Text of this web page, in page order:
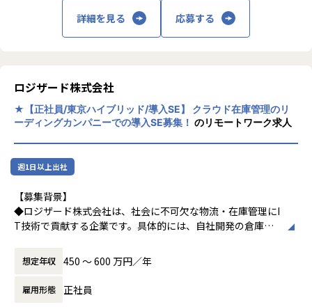
【具体的な業務内容】
・ 製造現場向けのシステム導入・APIインテグレーション: M
や、現場のニーズに応じた業務改善提案を行い、効率化を支
援
・ 製造現場での経験を活かした提案: 製造現場における課題
をヒアリングし、業務プロセスに適したシステム改善を推進
このポジションでは、製造現場での業務フローの理解と、AP
Iを駆使したシステム連携のスキルを融合させ、現場のデジタ
ル化をリードしていただきます。
業務の魅力
【自らアジャイルにプロジェクトを推進できる 】
要件定義からツール作成まで、アジャイル手法でプロジェク
ら下流まで一貫して関わることができ、柔軟なコミュニケー
最適な環境です。
・文系であっても、コンサルタントとして高
い技術力が身につく「教育制度」
詳細を見る 応募する
ロジザード株式会社
★【正社員/東京ハイブリッド/導入SE】 クラウド在庫管理のリ
ーディングカンパニーでの導入SE募集！ のリモートワーク求人
週1日以上出社
【募集背景】
◆ロジザード株式会社は、社会に不可欠な物流・在庫管理にI
T技術で貢献する企業です。具体的には、自社開発の倉庫の
ます。現在のように「クラウド型サービス」がまだほとんど
世の中になかった2001年クラウド型のアプリケーションサー
ビスを開始し、物流業界、在庫管理に大きなインパクトを与
えました。現在では、1,600を超える物流現場で当社のクラ
想定年収 450 〜 600 万円／年
雇用形態 正社員